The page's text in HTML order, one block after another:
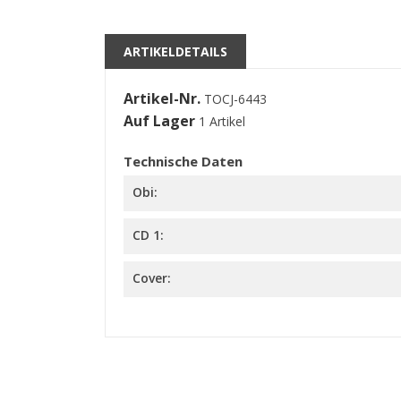
ARTIKELDETAILS
Artikel-Nr. TOCJ-6443
Auf Lager 1 Artikel
Technische Daten
Obi:
CD 1:
Cover: